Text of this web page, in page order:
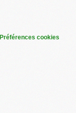
Préférences cookies